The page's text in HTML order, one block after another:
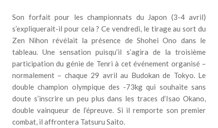
Son forfait pour les championnats du Japon (3-4 avril)
s’expliquerait-il pour cela ? Ce vendredi, le tirage au sort du
Zen Nihon révélait la présence de Shohei Ono dans le
tableau. Une sensation puisqu’il s’agira de la troisième
participation du génie de Tenri à cet événement organisé –
normalement – chaque 29 avril au Budokan de Tokyo. Le
double champion olympique des -73kg qui souhaite sans
doute s’inscrire un peu plus dans les traces d’Isao Okano,
double vainqueur de l’épreuve. Si il remporte son premier
combat, il affrontera Tatsuru Saito.